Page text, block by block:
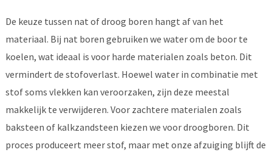
De keuze tussen nat of droog boren hangt af van het
materiaal. Bij nat boren gebruiken we water om de boor te
koelen, wat ideaal is voor harde materialen zoals beton. Dit
vermindert de stofoverlast. Hoewel water in combinatie met
stof soms vlekken kan veroorzaken, zijn deze meestal
makkelijk te verwijderen. Voor zachtere materialen zoals
baksteen of kalkzandsteen kiezen we voor droogboren. Dit
proces produceert meer stof, maar met onze afzuiging blijft de